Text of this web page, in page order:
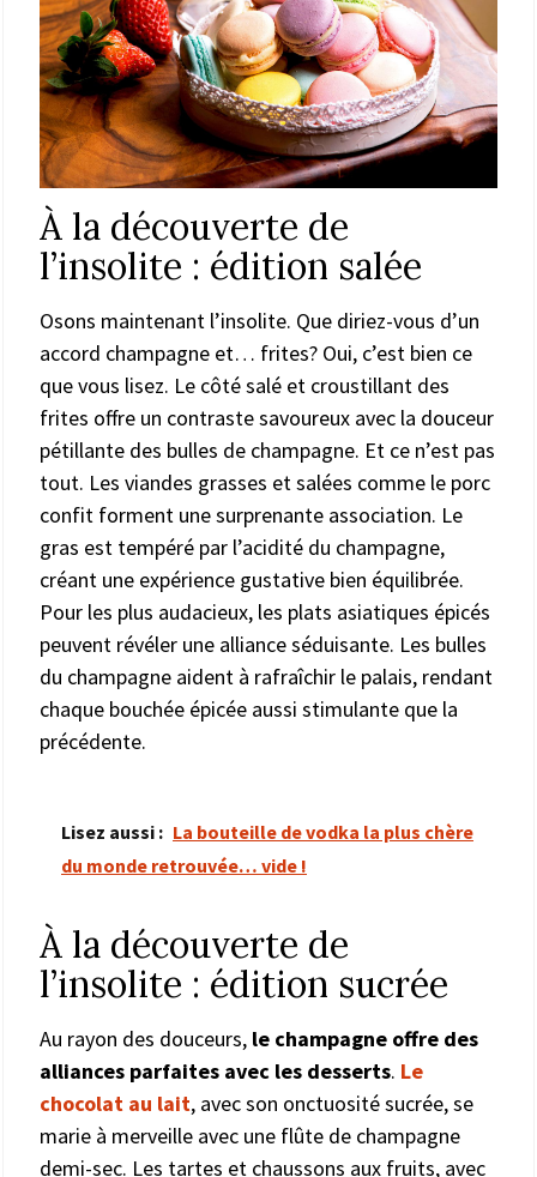
À la découverte de
l’insolite : édition salée
Osons maintenant l’insolite. Que diriez-vous d’un
accord champagne et… frites? Oui, c’est bien ce
que vous lisez. Le côté salé et croustillant des
frites offre un contraste savoureux avec la douceur
pétillante des bulles de champagne. Et ce n’est pas
tout. Les viandes grasses et salées comme le porc
confit forment une surprenante association. Le
gras est tempéré par l’acidité du champagne,
créant une expérience gustative bien équilibrée.
Pour les plus audacieux, les plats asiatiques épicés
peuvent révéler une alliance séduisante. Les bulles
du champagne aident à rafraîchir le palais, rendant
chaque bouchée épicée aussi stimulante que la
précédente.
Lisez aussi : La bouteille de vodka la plus chère
du monde retrouvée… vide !
À la découverte de
l’insolite : édition sucrée
Au rayon des douceurs, le champagne offre des
alliances parfaites avec les desserts. Le
chocolat au lait, avec son onctuosité sucrée, se
marie à merveille avec une flûte de champagne
demi-sec. Les tartes et chaussons aux fruits, avec